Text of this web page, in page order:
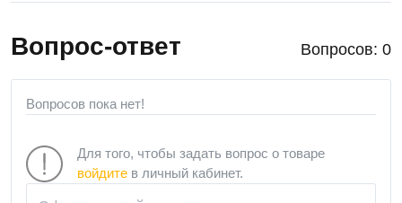
Вопрос-ответ Вопросов: 0
Вопросов пока нет!
Для того, чтобы задать вопрос о товаре
войдите в личный кабинет.